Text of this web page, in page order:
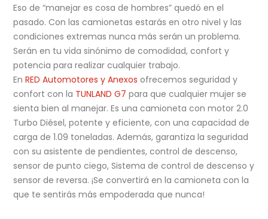
Eso de “manejar es cosa de hombres” quedó en el
pasado. Con las camionetas estarás en otro nivel y las
condiciones extremas nunca más serán un problema.
Serán en tu vida sinónimo de comodidad, confort y
potencia para realizar cualquier trabajo.
EnRED Automotores y Anexos ofrecemos seguridad y
confort con la TUNLAND G7 para que cualquier mujer se
sienta bien al manejar. Es una camioneta con motor 2.0
Turbo Diésel, potente y eficiente, con una capacidad de
carga de 1.09 toneladas. Además, garantiza la seguridad
con su asistente de pendientes, control de descenso,
sensor de punto ciego, Sistema de control de descenso y
sensor de reversa. ¡Se convertirá en la camioneta con la
que te sentirás más empoderada que nunca!